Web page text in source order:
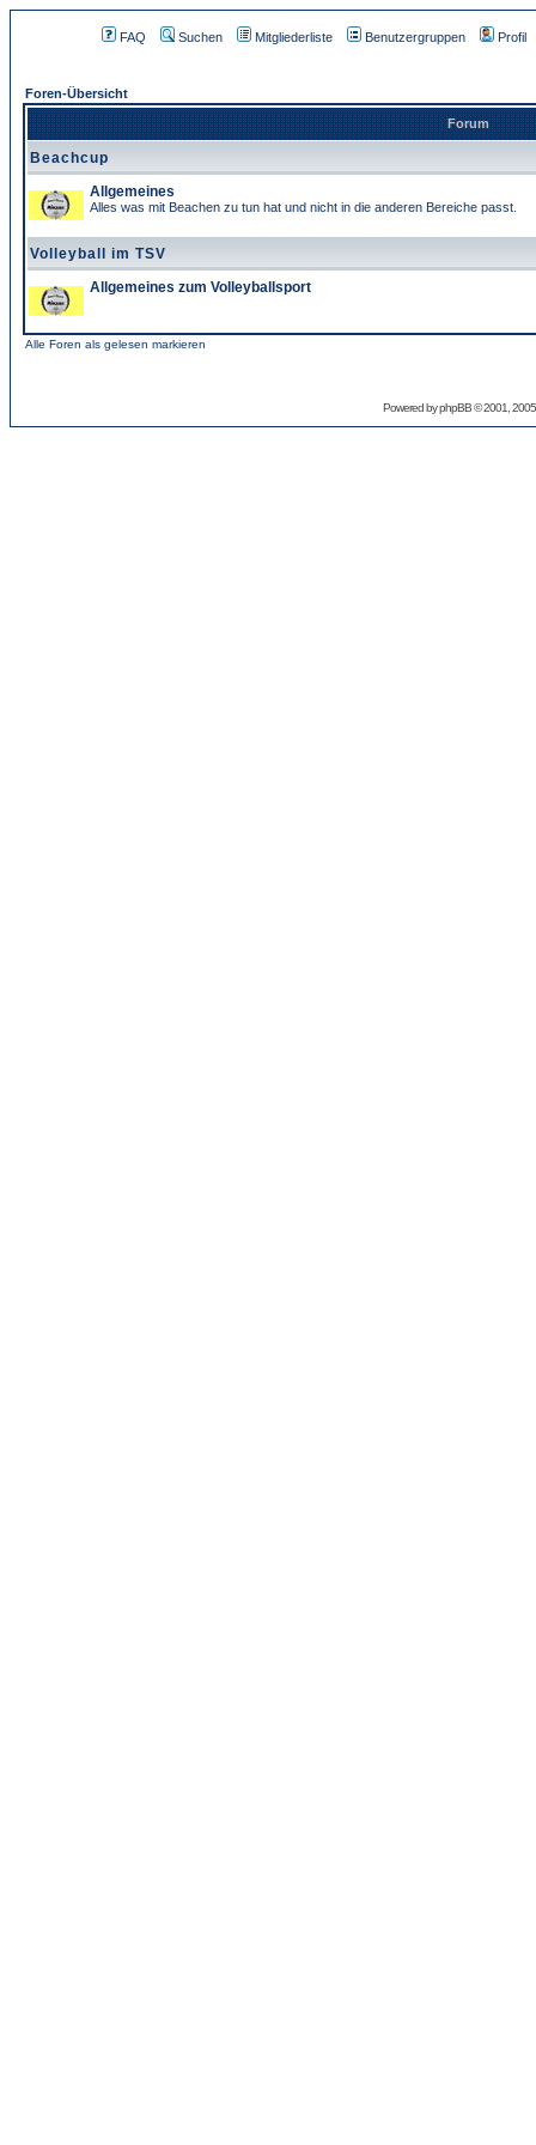
FAQ Suchen Mitgliederliste Benutzergruppen Profil
Foren-Übersicht
Forum
Beachcup
Allgemeines
Alles was mit Beachen zu tun hat und nicht in die anderen Bereiche passt.
Volleyball im TSV
Allgemeines zum Volleyballsport
Alle Foren als gelesen markieren
Powered byphpBB© 2001,